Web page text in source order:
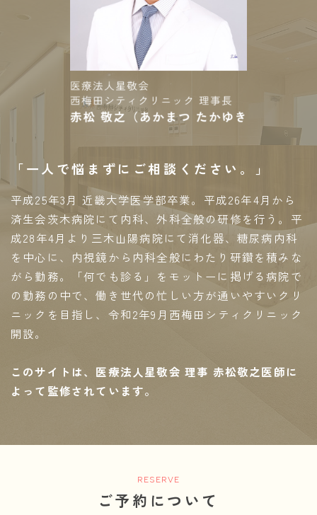
「一人で悩まずにご相談ください。」
平成25年3月 近畿大学医学部卒業。平成26年4月から
済生会茨木病院にて内科、外科全般の研修を行う。平
成28年4月より三木山陽病院にて消化器、糖尿病内科
を中心に、内視鏡から内科全般にわたり研鑽を積みな
がら勤務。「何でも診る」をモットーに掲げる病院で
の勤務の中で、働き世代の忙しい方が通いやすいクリ
ニックを目指し、令和2年9月西梅田シティクリニック
開設。
このサイトは、医療法人星敬会 理事 赤松敬之医師に
よって監修されています。
RESERVE
ご予約について